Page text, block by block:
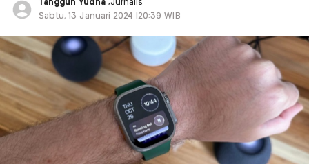
Tangguh Yudha ,Jurnalis
Sabtu, 13 Januari 2024 |20:39 WIB